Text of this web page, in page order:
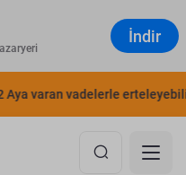
İndir
Aya varan vadelerle